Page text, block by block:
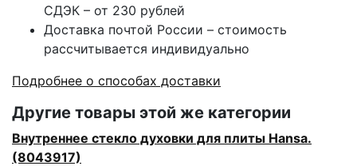
СДЭК – от 230 рублей
Доставка почтой России – стоимость
рассчитывается индивидуально
Подробнее о способах доставки
Другие товары этой же категории
Внутреннее стекло духовки для плиты Hansa.
(8043917)